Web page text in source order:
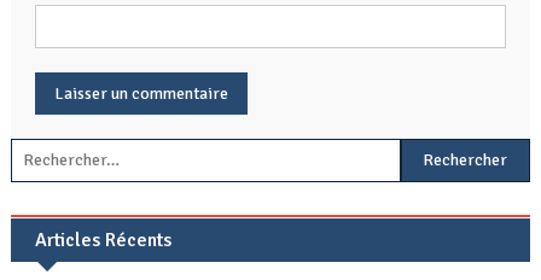
Rechercher :
Articles Récents